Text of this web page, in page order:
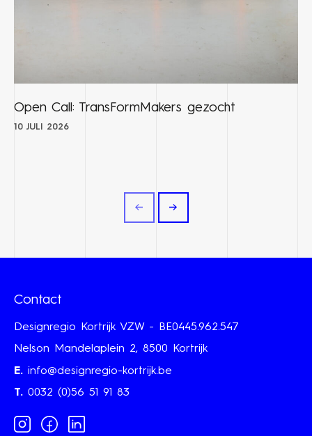
Open Call: TransFormMakers gezocht
10 JULI 2026
Contact
Designregio Kortrijk VZW - BE0445.962.547
Nelson Mandelaplein 2, 8500 Kortrijk
E. info@designregio-kortrijk.be
T. 0032 (0)56 51 91 83
InstagramFacebook